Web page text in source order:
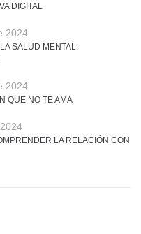
DIGITAL
2024
SALUD MENTAL:
2024
QUE NO TE AMA
LA RELACIÓN CON